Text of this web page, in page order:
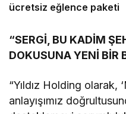
ücretsiz eğlence paketi
“SERGİ, BU KADİM
DOKUSUNA YENİ BİR
“Yıldız Holding olarak,
anlayışımız